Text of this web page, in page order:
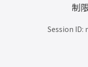
制
Session